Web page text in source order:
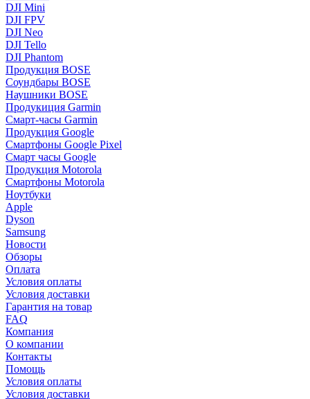
DJI Mini
DJI FPV
DJI Neo
DJI Tello
DJI Phantom
Продукция BOSE
Соундбары BOSE
Наушники BOSE
Продукиция Garmin
Смарт-часы Garmin
Продукция Google
Смартфоны Google Pixel
Смарт часы Google
Продукция Motorola
Смартфоны Motorola
Ноутбуки
Apple
Dyson
Samsung
Новости
Обзоры
Оплата
Условия оплаты
Условия доставки
Гарантия на товар
FAQ
Компания
О компании
Контакты
Помощь
Условия оплаты
Условия доставки